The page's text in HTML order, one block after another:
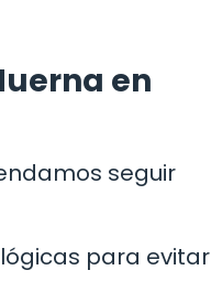
en
seguir
para evitar